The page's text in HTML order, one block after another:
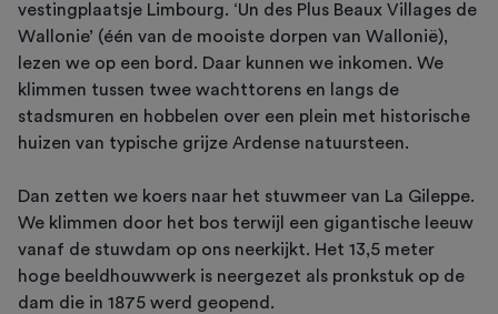
vestingplaatsje Limbourg. ‘Un des Plus Beaux Villages de
Wallonie’ (één van de mooiste dorpen van Wallonië),
lezen we op een bord. Daar kunnen we inkomen. We
klimmen tussen twee wachttorens en langs de
stadsmuren en hobbelen over een plein met historische
huizen van typische grijze Ardense natuursteen.
Dan zetten we koers naar het stuwmeer van La Gileppe.
We klimmen door het bos terwijl een gigantische leeuw
vanaf de stuwdam op ons neerkijkt. Het 13,5 meter
hoge beeldhouwwerk is neergezet als pronkstuk op de
dam die in 1875 werd geopend.